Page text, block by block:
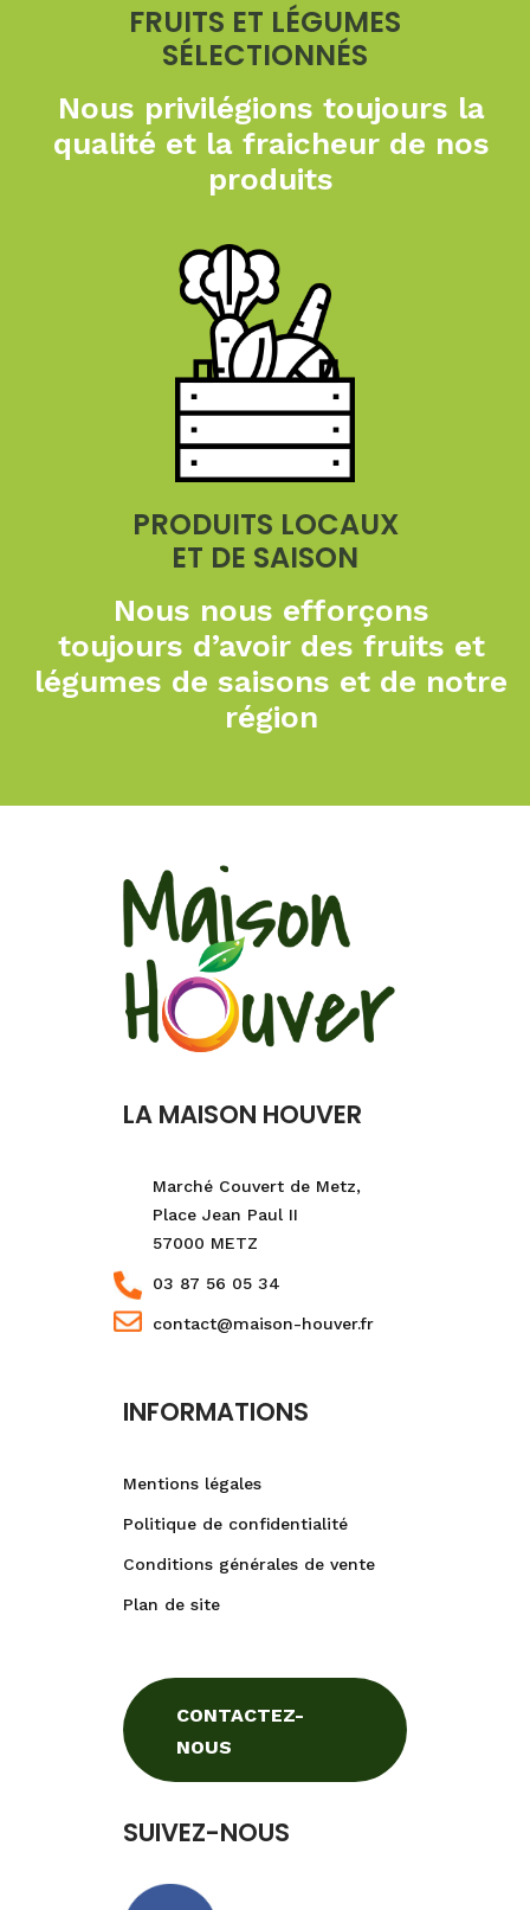
FRUITS ET LÉGUMES
SÉLECTIONNÉS
Nous privilégions toujours la
qualité et la fraicheurde nos
produits
PRODUITS LOCAUX
ET DE SAISON
Nous nous efforçons
toujours d’avoir des fruits et
légumes de saisons et de notre
région
LA MAISON HOUVER
Marché Couvert de Metz,
Place Jean Paul II
57000 METZ
03 87 56 05 34
contact@maison-houver.fr
INFORMATIONS
Mentions légales
Politique de confidentialité
Conditions générales de vente
Plan de site
CONTACTEZ-
NOUS
SUIVEZ-NOUS